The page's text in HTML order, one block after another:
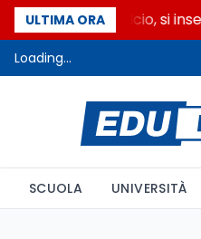
ULTIMA ORA
Riforma del calcio, si
Loading...
SCUOLA UNIVERSITÀ